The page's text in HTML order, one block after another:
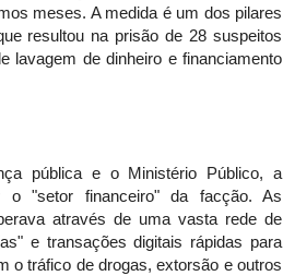
meses. A medida é um dos pilares
resultou na prisão de 28 suspeitos
lavagem de dinheiro e financiamento
pública e o Ministério Público, a
o "setor financeiro" da facção. As
através de uma vasta rede de
e transações digitais rápidas para
o tráfico de drogas, extorsão e outros